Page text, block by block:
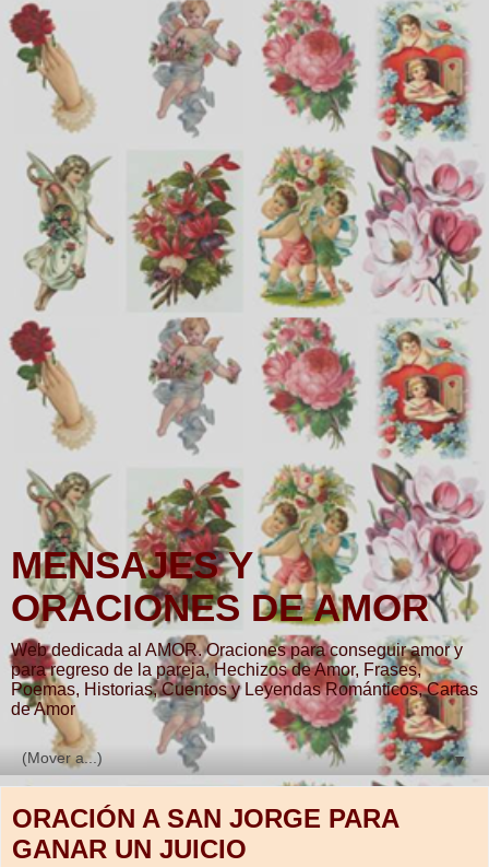
MENSAJES Y
ORACIONES DE AMOR
Web dedicada al AMOR. Oraciones para conseguir amor y
para regreso de la pareja, Hechizos de Amor, Frases,
Poemas, Historias, Cuentos y Leyendas Románticos, Cartas
de Amor
▼
ORACIÓN A SAN JORGE PARA
GANAR UN JUICIO